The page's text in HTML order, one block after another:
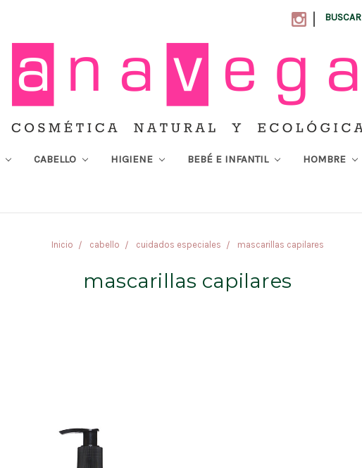
| BUSCAR
CABELLO HIGIENE BEBÉ E INFANTIL HOMBRE
Inicio cabello cuidados especiales mascarillas capilares
mascarillas capilares